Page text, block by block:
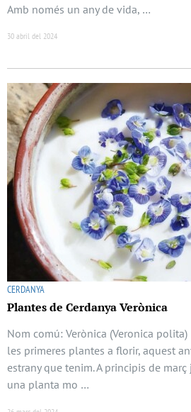
Amb només un any de vida, …
30 abril del 2024
CERDANYA
Plantes de Cerdanya Verònica
Nom comú: Verònica (Veronica
les primeres plantes a florir, aquest
estrany que tenim. A principis de
una planta mo …